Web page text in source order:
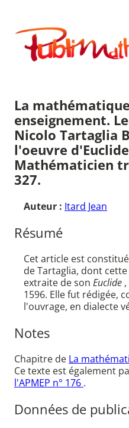
contenu
Publimath
La
enseignement.
Nicolo Tartaglia
l'oeuvre
Mathématicien
327.
Auteur : Itard Jean
Résumé
Cet article est
de Tartaglia, dont
extraite de son Euclide
1596. Elle fut rédigée,
l'ouvrage, en dialecte
Notes
Chapitre de La
Ce texte est également
l'APMEP n° 176 .
Données de